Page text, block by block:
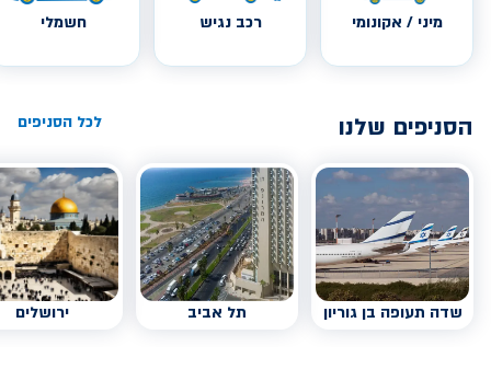
מיני / אקונומי רכב נגיש חשמלי
הסניפים שלנו לכל הסניפים
שדה תעופה בן גוריון תל אביב ירושלים